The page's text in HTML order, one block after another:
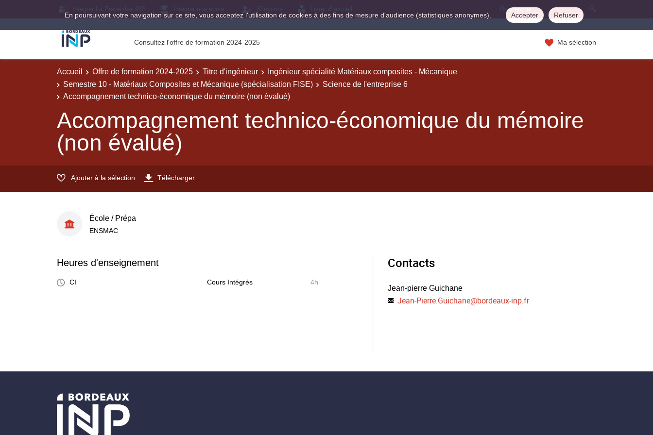
En poursuivant votre navigation sur ce site, vous acceptez l'utilisation de cookies à des fins de mesure d'audience (statistiques anonymes). Accepter Refuser
Consultez l'offre de formation 2024-2025 Ma sélection
Accueil Offre de formation 2024-2025 Titre d'ingénieur
Ingénieur spécialité Matériaux composites - Mécanique
Semestre 10 - Matériaux Composites et Mécanique (spécialisation FISE)
Science de l'entreprise 6
Accompagnement technico-économique du mémoire (non évalué)
Accompagnement technico-économique du mémoire
(non évalué)
Ajouter à la sélection Télécharger
École / Prépa
ENSMAC
Heures d'enseignement
CI Cours Intégrés 4h
Contacts
Jean-pierre Guichane
Jean-Pierre.Guichane@bordeaux-inp.fr